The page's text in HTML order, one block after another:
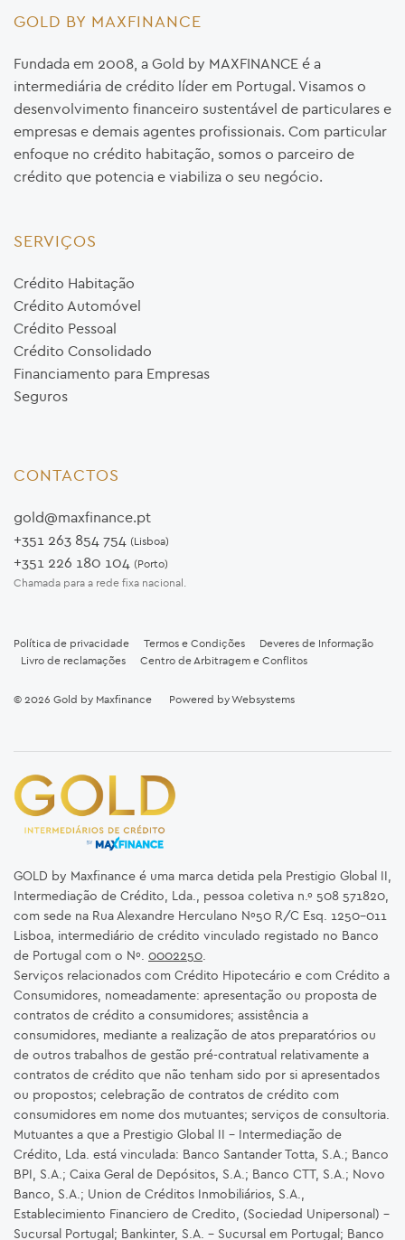
GOLD BY MAXFINANCE
Fundada em 2008, a Gold by MAXFINANCE é a
intermediária de crédito líder em Portugal. Visamos o
desenvolvimento financeiro sustentável de particulares e
empresas e demais agentes profissionais. Com particular
enfoque no crédito habitação, somos o parceiro de
crédito que potencia e viabiliza o seu negócio.
SERVIÇOS
Crédito Habitação
Crédito Automóvel
Crédito Pessoal
Crédito Consolidado
Financiamento para Empresas
Seguros
CONTACTOS
gold@maxfinance.pt
+351 263 854 754 (Lisboa)
+351 226 180 104 (Porto)
Chamada para a rede fixa nacional.
Política de privacidade Termos e Condições
Deveres de Informação
Livro de reclamações
Centro de Arbitragem e Conflitos
© 2026 Gold by Maxfinance Powered byWebsystems
GOLD by Maxfinance é uma marca detida pela Prestigio Global II,
Intermediação de Crédito, Lda., pessoa coletiva n.º 508 571820,
com sede na Rua Alexandre Herculano Nº50 R/C Esq. 1250-011
Lisboa, intermediário de crédito vinculado registado no Banco
de Portugal com o Nº. 0002250.
Serviços relacionados com Crédito Hipotecário e com Crédito a
Consumidores, nomeadamente: apresentação ou proposta de
contratos de crédito a consumidores; assistência a
consumidores, mediante a realização de atos preparatórios ou
de outros trabalhos de gestão pré-contratual relativamente a
contratos de crédito que não tenham sido por si apresentados
ou propostos; celebração de contratos de crédito com
consumidores em nome dos mutuantes; serviços de consultoria.
Mutuantes a que a Prestigio Global II – Intermediação de
Crédito, Lda. está vinculada: Banco Santander Totta, S.A.; Banco
BPI, S.A.; Caixa Geral de Depósitos, S.A.; Banco CTT, S.A.; Novo
Banco, S.A.; Union de Créditos Inmobiliários, S.A.,
Establecimiento Financiero de Credito, (Sociedad Unipersonal) -
Sucursal Portugal; Bankinter, S.A. – Sucursal em Portugal; Banco